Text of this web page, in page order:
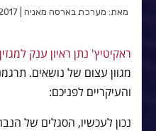
מאת: מערכת בארסה מאניה | 27/01/2017 | קטגוריה:
ראקיטיץ' נתן ראיון ענק למגזין Jot Down
מגוון עצום של נושאים.
והעיקריים לפניכם:
נכון לעכשיו, הסגלים של